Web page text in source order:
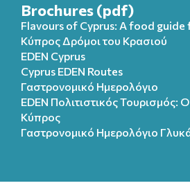
Brochures (pdf)
Flavours of Cyprus: A food
Κύπρος Δρόμοι του Κρασιού
EDEN Cyprus
Cyprus EDEN Routes
Γαστρονομικό Ημερολόγιο
EDEN Πολιτιστικός Τουρισμός:
Κύπρος
Γαστρονομικό Ημερολόγιo